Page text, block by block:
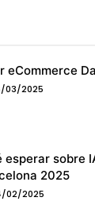
eCommerce
03/2025
esperar sobre
2025
02/2025